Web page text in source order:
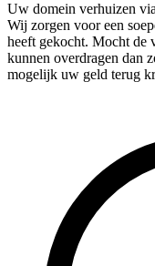
Uw domein verhuizen
Wij zorgen voor een
heeft gekocht. Mocht de
kunnen overdragen dan
mogelijk uw geld terug